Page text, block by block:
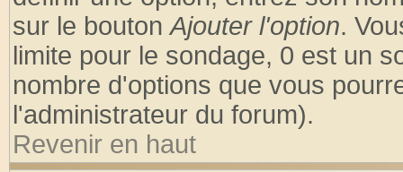
sur le boutonAjouter l'option.
limite pour le sondage, 0 est un
nombre d'options que vous
l'administrateur du forum).
Revenir en haut